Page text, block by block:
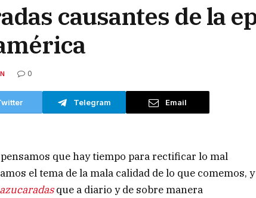
causantes de la
0
Telegram Email
que hay tiempo para rectificar lo mal
el tema de la mala calidad de lo que comemos, y
que a diario y de sobre manera